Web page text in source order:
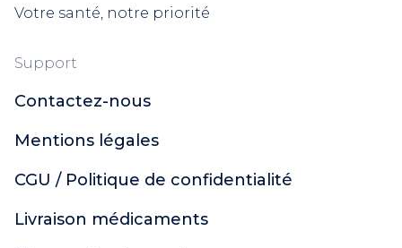
Votre santé, notre priorité
Support
Contactez-nous
Mentions légales
CGU / Politique de confidentialité
Livraison médicaments